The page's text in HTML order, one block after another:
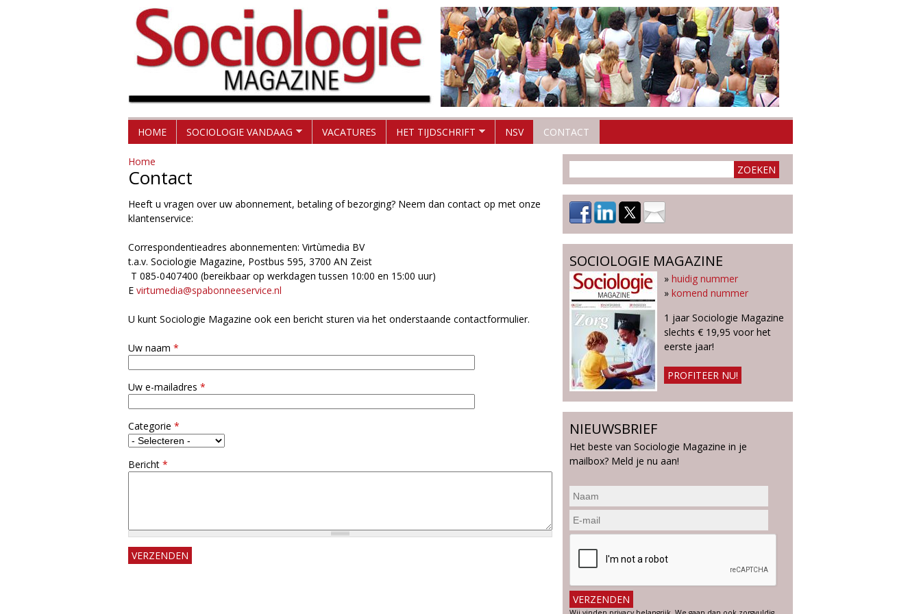
Overslaan
en
naar
de
gaan
o
c
i
o
l
i
e
M
a
g
z
i
o
o
d
e
n
u
HOME SOCIOLOGIE VANDAAG VACATURES HET TIJDSCHRIFT NSV CONTACT
Home
Contact
Heeft u vragen over uw abonnement, betaling of bezorging? Neem dan contact op met onze
klantenservice:
Correspondentieadres abonnementen: Virtùmedia BV
t.a.v. Sociologie Magazine, Postbus 595, 3700 AN Zeist
T 085-0407400 (bereikbaar op werkdagen tussen 10:00 en 15:00 uur)
E virtumedia@spabonneeservice.nl
U kunt Sociologie Magazine ook een bericht sturen via het onderstaande contactformulier.
Uw naam *
Uw e-mailadres *
Categorie *
Bericht *
SOCIOLOGIE MAGAZINE
» huidig nummer
» komend nummer
1 jaar Sociologie Magazine
slechts € 19,95 voor het
eerste jaar!
PROFITEER NU!
NIEUWSBRIEF
Het beste van Sociologie Magazine in je
mailbox? Meld je nu aan!